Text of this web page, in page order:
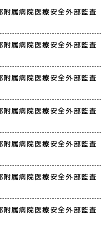
属病院医療安全外部監査
属病院医療安全外部監査
属病院医療安全外部監査
属病院医療安全外部監査
属病院医療安全外部監査
属病院医療安全外部監査
属病院医療安全外部監査